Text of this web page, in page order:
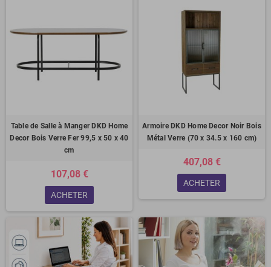
Table de Salle à Manger DKD Home
Decor Bois Verre Fer 99,5 x 50 x 40
cm
107,08 €
ACHETER
Armoire DKD Home Decor Noir Bois
Métal Verre (70 x 34.5 x 160 cm)
407,08 €
ACHETER